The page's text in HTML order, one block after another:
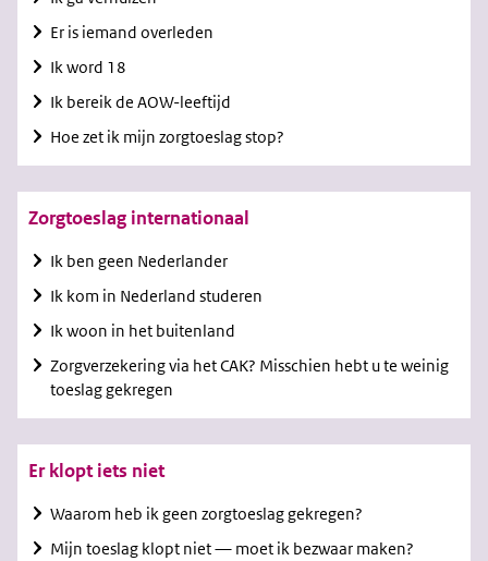
Er is iemand overleden
Ik word 18
Ik bereik de AOW-leeftijd
Hoe zet ik mijn zorgtoeslag stop?
Zorgtoeslag internationaal
Ik ben geen Nederlander
Ik kom in Nederland studeren
Ik woon in het buitenland
Zorgverzekering via het CAK? Misschien hebt u te weinig
toeslag gekregen
Er klopt iets niet
Waarom heb ik geen zorgtoeslag gekregen?
Mijn toeslag klopt niet — moet ik bezwaar maken?